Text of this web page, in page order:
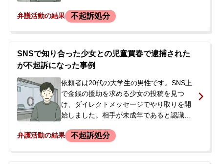
行され、自宅のパソコンも押収されたとの
ったため、弁護士がすぐに接見へ向かうこ
とになりました。
弁護活動の結果 不起訴処分
SNSで知り合った少女との児童買春で逮捕された
が不起訴になった事例
依頼者は20代の大学生の男性です。SNS上
で金銭の援助を求める少女の投稿を見つ
け、ダイレクトメッセージでやり取りを開
始しました。相手が未成年であると認識し
ことに応じました。後日、市内のホテルで
弁護活動の結果 不起訴処分